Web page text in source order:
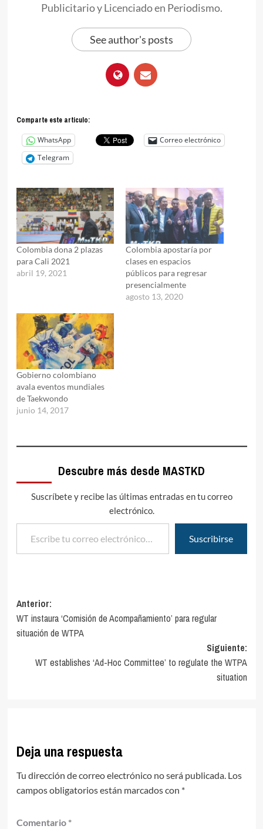
Publicitario y Licenciado en Periodismo.
See author's posts
Comparte este articulo:
WhatsApp
Correo electrónico
Telegram
Colombia dona 2 plazas
para Cali 2021
abril 19, 2021
Colombia apostaría por
clases en espacios
públicos para regresar
presencialmente
agosto 13, 2020
Gobierno colombiano
avala eventos mundiales
de Taekwondo
junio 14, 2017
Descubre más desde MASTKD
Suscríbete y recibe las últimas entradas en tu correo
electrónico.
Escribe tu correo electrónico…
Suscribirse
Navegación
de
entradas
Anterior:
WT instaura ‘Comisión de Acompañamiento’ para regular
situación de WTPA
Siguiente:
WT establishes ‘Ad-Hoc Committee’ to regulate the WTPA
situation
Deja una respuesta
Tu dirección de correo electrónico no será publicada. Los
campos obligatorios están marcados con *
Comentario *